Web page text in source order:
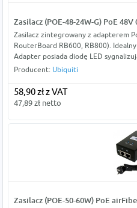
Zasilacz (POE-48-24W-G) PoE
Zasilacz zintegrowany z adapterem
RouterBoard RB600, RB800).
Adapter posiada diodę LED
Producent: Ubiquiti
58,90 zł z VAT
47,89 zł netto
Zasilacz (POE-50-60W) PoE